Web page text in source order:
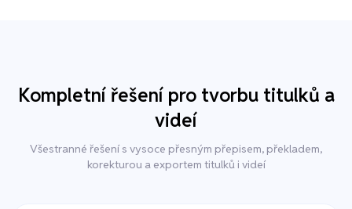
Kompletní řešení pro tvorbu titulků a
videí
Všestranné řešení s vysoce přesným přepisem, překladem,
korekturou a exportem titulků i videí